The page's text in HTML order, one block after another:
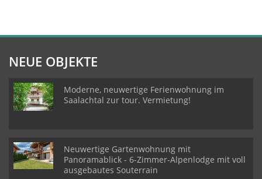
NEUE OBJEKTE
Moderne, neuwertige Ferienwohnung im
Saalachtal zur tour. Vermietung!
Neuwertige Gartenwohnung mit
Panoramablick - 6-Zimmer-Alpenlodge mit voll
ausgebautes Souterrain